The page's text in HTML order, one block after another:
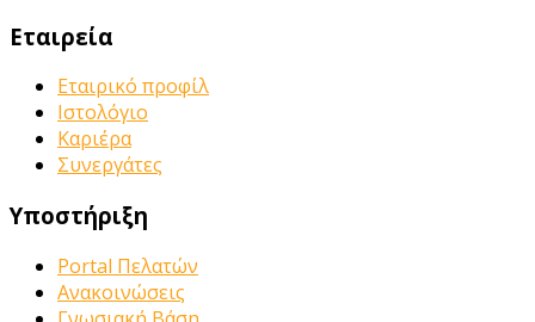
Εταιρεία
Εταιρικό προφίλ
Ιστολόγιο
Καριέρα
Συνεργάτες
Υποστήριξη
Portal Πελατών
Ανακοινώσεις